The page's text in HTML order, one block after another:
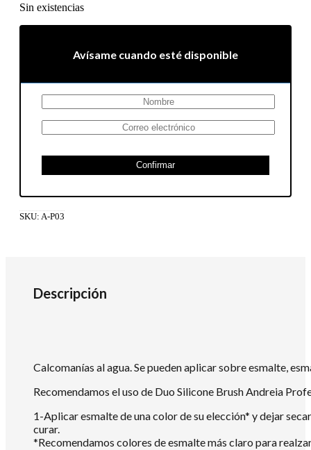
Sin existencias
Avísame cuando esté disponible
Confirmar
SKU: A-P03
Descripción
Calcomanías al agua. Se pueden aplicar sobre esmalte,
Recomendamos el uso de Duo Silicone Brush Andreia
1-Aplicar esmalte de una color de su elección* y dejar
curar.
*Recomendamos colores de esmalte más claro para